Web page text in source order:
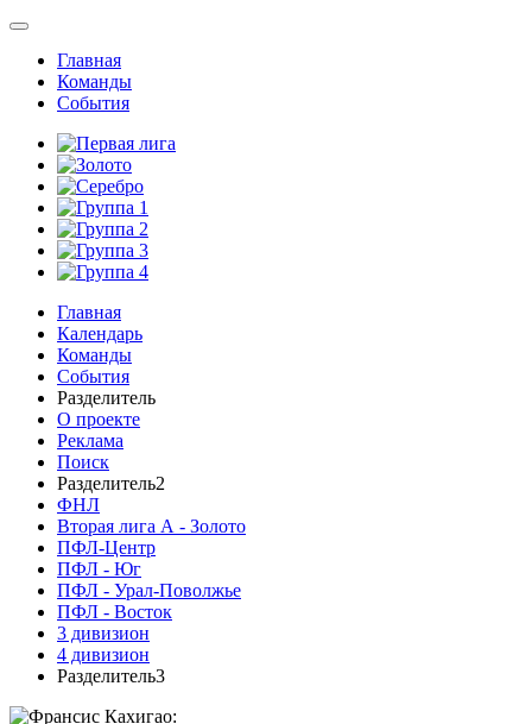
Главная
Команды
События
Главная
Календарь
Команды
События
Разделитель
О проекте
Реклама
Поиск
Разделитель2
ФНЛ
Вторая лига А - Золото
ПФЛ-Центр
ПФЛ - Юг
ПФЛ - Урал-Поволжье
ПФЛ - Восток
3 дивизион
4 дивизион
Разделитель3